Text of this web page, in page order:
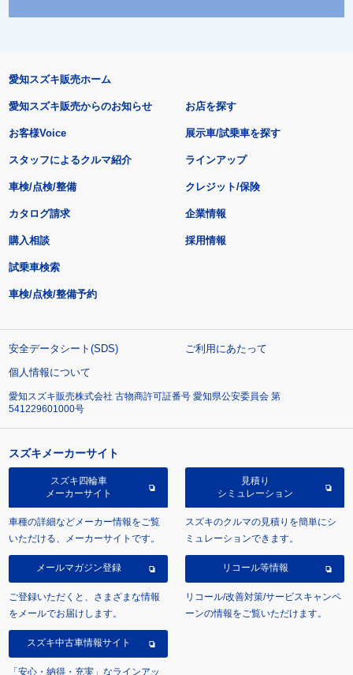
愛知スズキ販売ホーム
愛知スズキ販売からのお知らせ
お客様Voice
スタッフによるクルマ紹介
お店を探す
展示車/試乗車を探す
ラインアップ
車検/点検/整備 クレジット/保険
カタログ請求
購入相談
試乗車検索
車検/点検/整備予約
企業情報
採用情報
安全データシート(SDS)
ご利用にあたって
個人情報について
愛知スズキ販売株式会社 古物商許可証番号 愛知県公安委員会 第
541229601000号
スズキメーカーサイト
スズキ四輪車
メーカーサイト
車種の詳細などメーカー情報をご覧
いただける、メーカーサイトです。
見積り
シミュレーション
スズキのクルマの見積りを簡単にシ
ミュレーションできます。
メールマガジン登録
ご登録いただくと、さまざまな情報
をメールでお届けします。
リコール等情報
リコール/改善対策/サービスキャンペ
ーンの情報をご覧いただけます。
スズキ中古車情報サイト
「安心・納得・充実」なラインアッ